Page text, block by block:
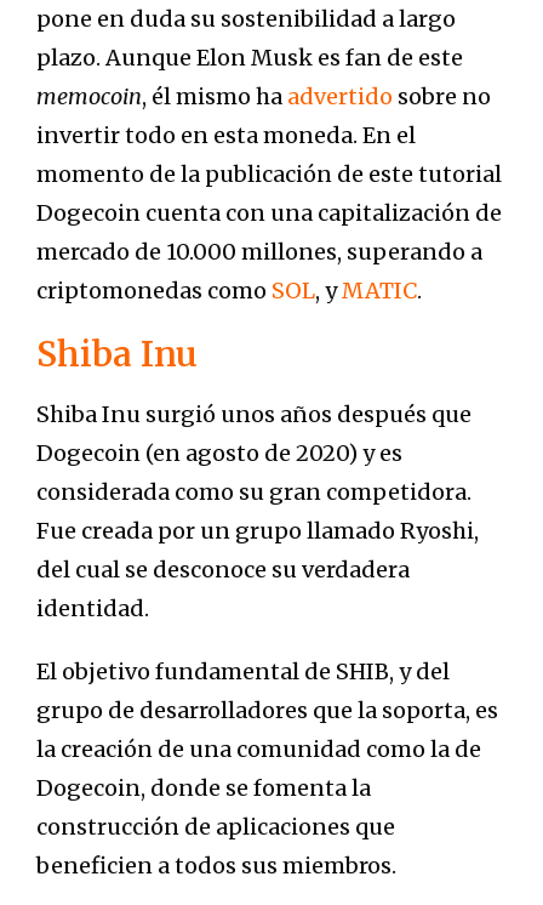
pone en duda su sostenibilidad a largo
plazo. Aunque Elon Musk es fan de este
memocoin, él mismo ha advertido sobre no
invertir todo en esta moneda. En el
momento de la publicación de este tutorial
Dogecoin cuenta con una capitalización de
mercado de 10.000 millones, superando a
criptomonedas como SOL, yMATIC.
Shiba Inu
Shiba Inu surgió unos años después que
Dogecoin (en agosto de 2020) y es
considerada como su gran competidora.
Fue creada por un grupo llamado Ryoshi,
del cual se desconoce su verdadera
identidad.
El objetivo fundamental de SHIB, y del
grupo de desarrolladores que la soporta, es
la creación de una comunidad como la de
Dogecoin, donde se fomenta la
construcción de aplicaciones que
beneficien a todos sus miembros.